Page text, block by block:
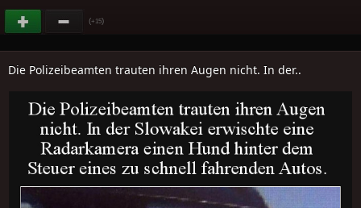
(+15)
Die Polizeibeamten trauten ihren Augen nicht. In der..